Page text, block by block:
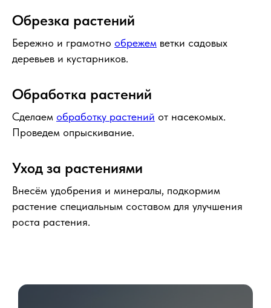
Обрезка растений
Бережно и грамотно обрежем ветки садовых
деревьев и кустарников.
Обработка растений
Сделаем обработку растений от насекомых.
Проведем опрыскивание.
Уход за растениями
Внесём удобрения и минералы, подкормим
растение специальным составом для улучшения
роста растения.